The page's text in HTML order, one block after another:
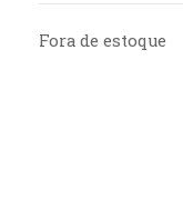
Fora de estoque